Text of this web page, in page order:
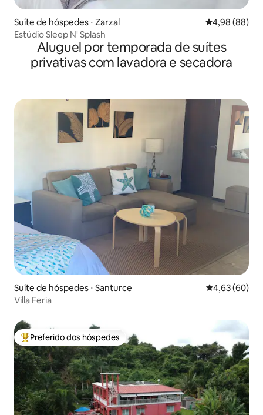
Suíte de hóspedes ⋅ Zarzal 4,98 de uma
4,98 (88)
Estúdio Sleep N' Splash
Aluguel por temporada de suítes
privativas com lavadora e secadora
Suíte de hóspedes ⋅ Santurce 4,63 de uma
4,63 (60)
Villa Feria
Entre os melhores preferidos dos hóspedes
Preferido dos hóspedes